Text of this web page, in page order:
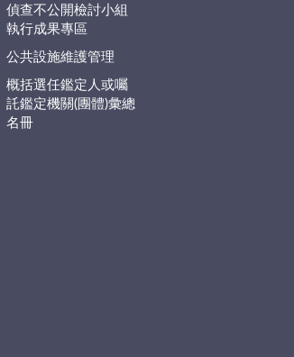
偵查不公開檢討小組
執行成果專區
公共設施維護管理
概括選任鑑定人或囑
託鑑定機關(團體)彙總
名冊